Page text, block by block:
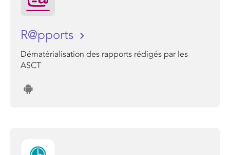
R@pports
Dématérialisation des rapports rédigés par les
ASCT